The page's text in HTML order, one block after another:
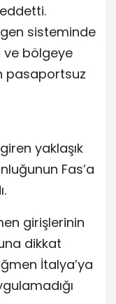
sisteminde
bölgeye
pasaportsuz
yaklaşık
Fas’a
girişlerinin
dikkat
İtalya’ya